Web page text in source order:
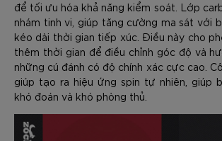
để tối ưu hóa khả năng kiểm soát. Lớp
nhám tinh vi, giúp tăng cường ma sát với
kéo dài thời gian tiếp xúc. Điều này cho
thêm thời gian để điều chỉnh góc độ và
những cú đánh có độ chính xác cực cao.
giúp tạo ra hiệu ứng spin tự nhiên, giúp
khó đoán và khó phòng thủ.